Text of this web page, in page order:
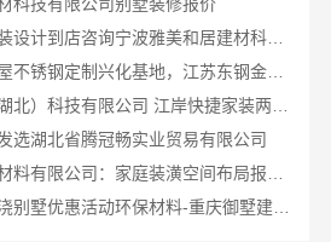
宁波余姚家装设计到店咨询宁波雅美和居建材科技有限公司
江苏东钢全屋不锈钢定制兴化基地，江苏东钢金属科技有限公司
本地快装（湖北）科技有限公司 江岸快捷家装两房一厅透明报价省心入住
选湖北省腾冠畅实业贸易有限公司
周边区县现浇别墅优惠活动环保材料-重庆御墅建筑材料有限公司